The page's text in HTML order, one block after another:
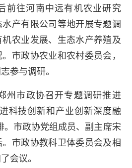
前往河南中远有机农业研究
产有限公司等地开展专题调
农业发展、生态水产养殖及
市政协农业和农村委员会，
参与调研。
州市政协召开专题调研推进
科技创新和产业创新深度融
。市政协党组成员、副主席宋
市政协教科卫体委员会及相
会议。